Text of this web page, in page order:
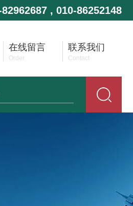
, 010-86252148
在线留言
Order
联系我们
Contact
压力变送器 供应防堵无腔压力变送器